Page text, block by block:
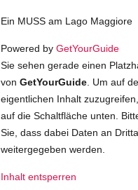
Ein MUSS am Lago Maggiore
Powered by GetYourGuide
Sie sehen gerade einen
von GetYourGuide. Um auf
eigentlichen Inhalt
auf die Schaltfläche unten.
Sie, dass dabei Daten an
weitergegeben werden.
Inhalt entsperren